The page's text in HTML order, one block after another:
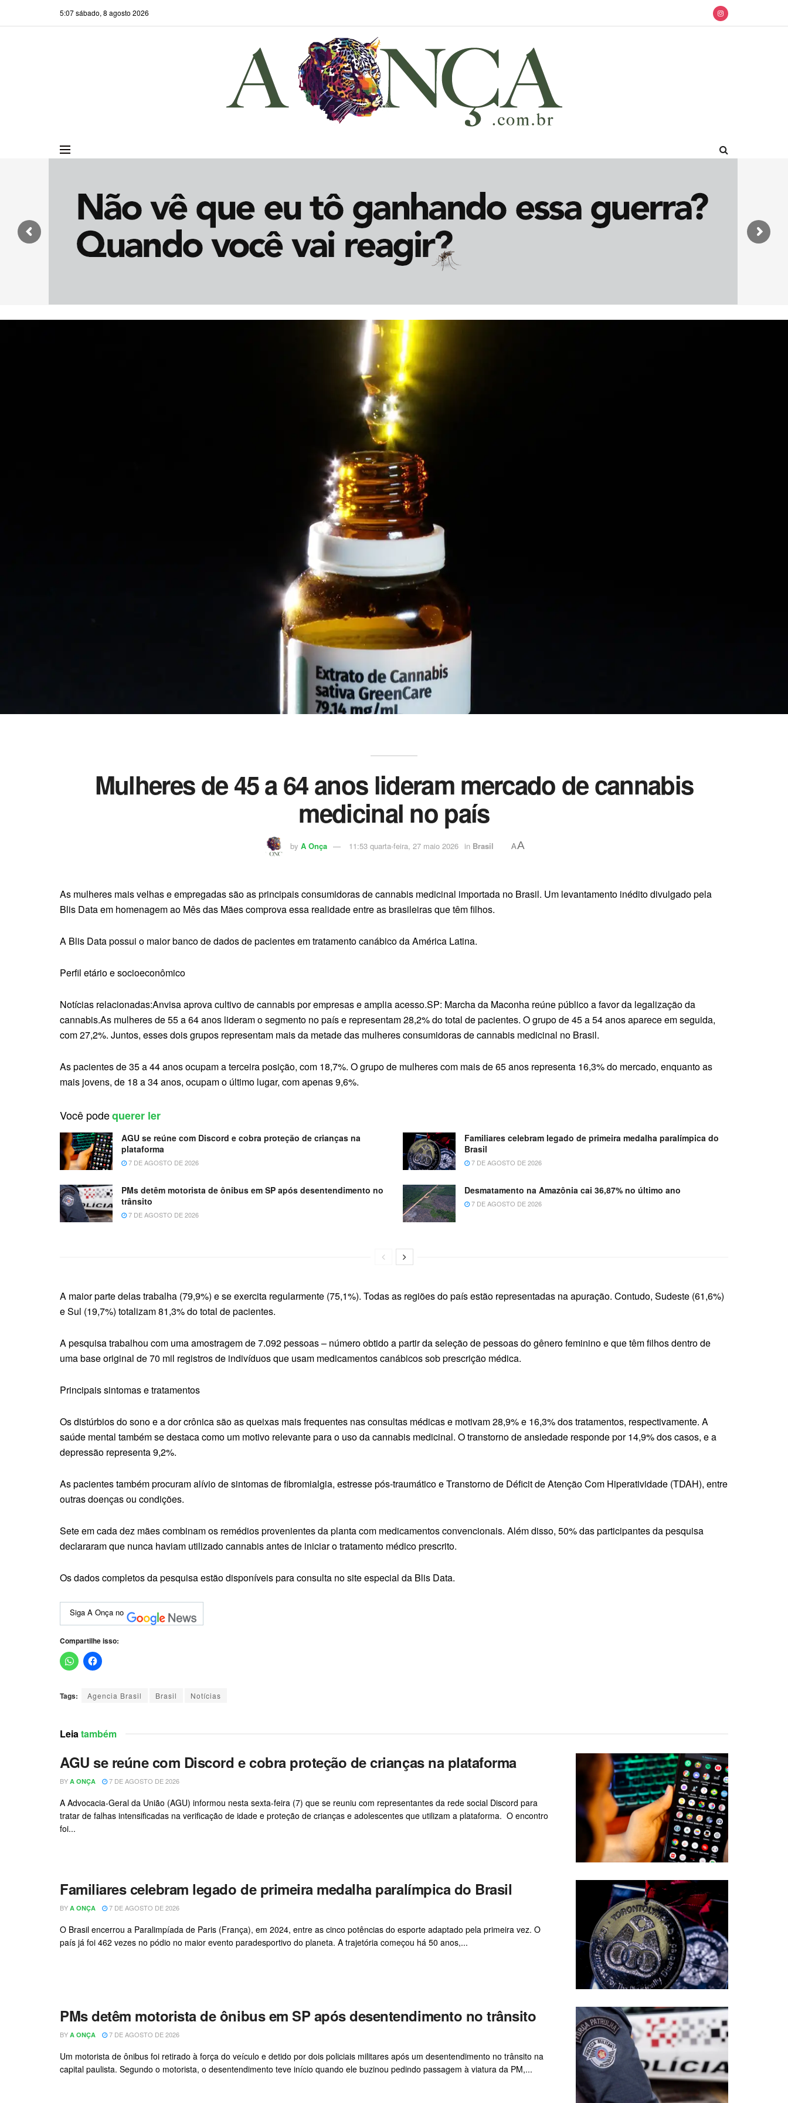
5:07 sábado, 8 agosto 2026
Mulheres de 45 a 64 anos lideram mercado de cannabis
medicinal no país
by A Onça 11:53 quarta-feira, 27 maio 2026 in Brasil AA
As mulheres mais velhas e empregadas são as principais consumidoras de cannabis medicinal importada no Brasil. Um levantamento inédito divulgado pela
Blis Data em homenagem ao Mês das Mães comprova essa realidade entre as brasileiras que têm filhos.
A Blis Data possui o maior banco de dados de pacientes em tratamento canábico da América Latina.
Perfil etário e socioeconômico
Notícias relacionadas:Anvisa aprova cultivo de cannabis por empresas e amplia acesso.SP: Marcha da Maconha reúne público a favor da legalização da
cannabis.As mulheres de 55 a 64 anos lideram o segmento no país e representam 28,2% do total de pacientes. O grupo de 45 a 54 anos aparece em seguida,
com 27,2%. Juntos, esses dois grupos representam mais da metade das mulheres consumidoras de cannabis medicinal no Brasil.
As pacientes de 35 a 44 anos ocupam a terceira posição, com 18,7%. O grupo de mulheres com mais de 65 anos representa 16,3% do mercado, enquanto as
mais jovens, de 18 a 34 anos, ocupam o último lugar, com apenas 9,6%.
Você podequerer ler
AGU se reúne com Discord e cobra proteção de crianças na
plataforma
7 DE AGOSTO DE 2026
Familiares celebram legado de primeira medalha paralímpica do
Brasil
7 DE AGOSTO DE 2026
PMs detêm motorista de ônibus em SP após desentendimento no
trânsito
7 DE AGOSTO DE 2026
Desmatamento na Amazônia cai 36,87% no último ano
7 DE AGOSTO DE 2026
A maior parte delas trabalha (79,9%) e se exercita regularmente (75,1%). Todas as regiões do país estão representadas na apuração. Contudo, Sudeste (61,6%)
e Sul (19,7%) totalizam 81,3% do total de pacientes.
A pesquisa trabalhou com uma amostragem de 7.092 pessoas – número obtido a partir da seleção de pessoas do gênero feminino e que têm filhos dentro de
uma base original de 70 mil registros de indivíduos que usam medicamentos canábicos sob prescrição médica.
Principais sintomas e tratamentos
Os distúrbios do sono e a dor crônica são as queixas mais frequentes nas consultas médicas e motivam 28,9% e 16,3% dos tratamentos, respectivamente. A
saúde mental também se destaca como um motivo relevante para o uso da cannabis medicinal. O transtorno de ansiedade responde por 14,9% dos casos, e a
depressão representa 9,2%.
As pacientes também procuram alívio de sintomas de fibromialgia, estresse pós-traumático e Transtorno de Déficit de Atenção Com Hiperatividade (TDAH), entre
outras doenças ou condições.
Sete em cada dez mães combinam os remédios provenientes da planta com medicamentos convencionais. Além disso, 50% das participantes da pesquisa
declararam que nunca haviam utilizado cannabis antes de iniciar o tratamento médico prescrito.
Os dados completos da pesquisa estão disponíveis para consulta no site especial da Blis Data.
Siga A Onça no
Compartilhe isso:
Tags: Agencia Brasil Brasil Notícias
Leiatambém
AGU se reúne com Discord e cobra proteção de crianças na plataforma
BY A ONÇA 7 DE AGOSTO DE 2026
A Advocacia-Geral da União (AGU) informou nesta sexta-feira (7) que se reuniu com representantes da rede social Discord para
tratar de falhas intensificadas na verificação de idade e proteção de crianças e adolescentes que utilizam a plataforma. O encontro
foi...
Familiares celebram legado de primeira medalha paralímpica do Brasil
BY A ONÇA 7 DE AGOSTO DE 2026
O Brasil encerrou a Paralimpíada de Paris (França), em 2024, entre as cinco potências do esporte adaptado pela primeira vez. O
país já foi 462 vezes no pódio no maior evento paradesportivo do planeta. A trajetória começou há 50 anos,...
PMs detêm motorista de ônibus em SP após desentendimento no trânsito
BY A ONÇA 7 DE AGOSTO DE 2026
Um motorista de ônibus foi retirado à força do veículo e detido por dois policiais militares após um desentendimento no trânsito na
capital paulista. Segundo o motorista, o desentendimento teve início quando ele buzinou pedindo passagem à viatura da PM,...